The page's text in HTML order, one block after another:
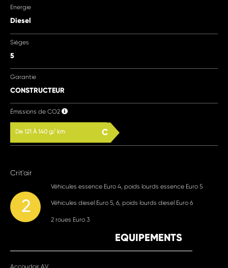
Energie
Diesel
Sièges
5
Garantie
CONSTRUCTEUR
Émissions de CO2
De 121 À 140 g/ km C
Crit'air
2
Véhicules essence Euro 4, poids lourds essence Euro 5
Véhicules diesel Euro 5, 6, poids lourds diesel Euro 6
2 roues Euro 3
EQUIPEMENTS